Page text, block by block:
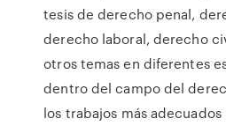
tesis de derecho penal,
derecho laboral, derecho
otros temas en diferentes
dentro del campo del
los trabajos más adecuados